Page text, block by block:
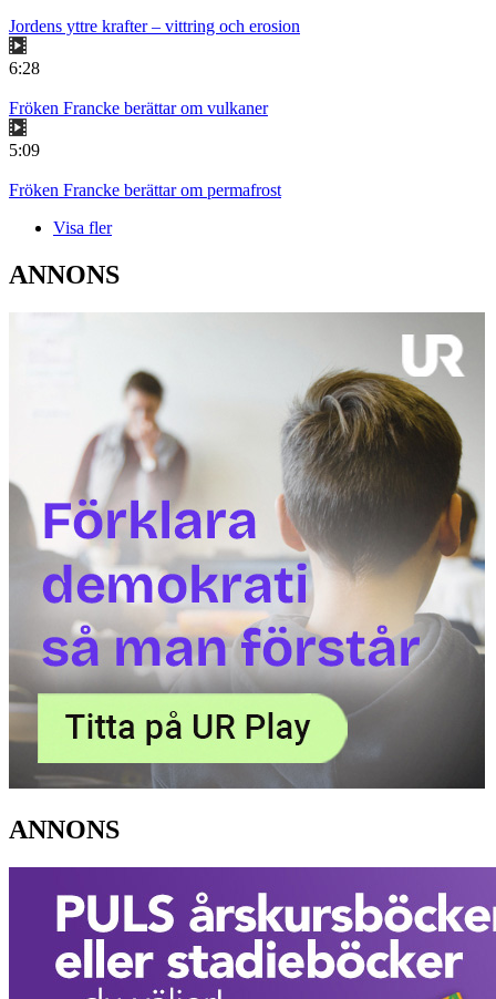
Jordens yttre krafter – vittring och erosion
6:28
Fröken Francke berättar om vulkaner
5:09
Fröken Francke berättar om permafrost
Visa fler
ANNONS
ANNONS